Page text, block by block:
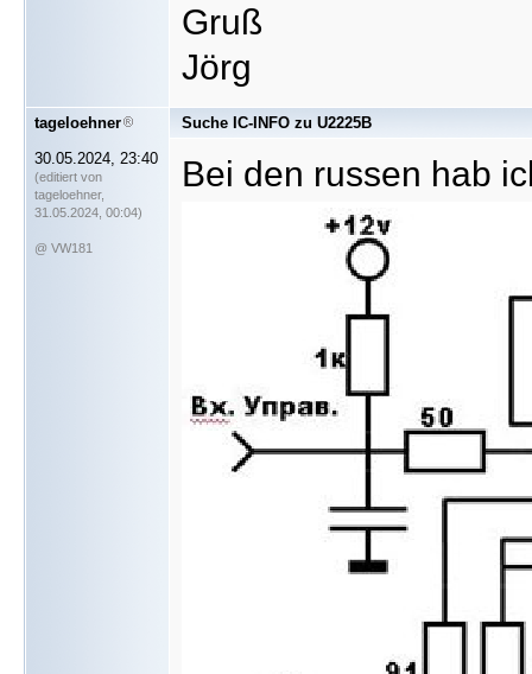
Gruß
Jörg
tageloehner
30.05.2024, 23:40
(editiert von
tageloehner,
31.05.2024, 00:04)
@ VW181
Suche IC-INFO zu U2225B
Bei den russen hab